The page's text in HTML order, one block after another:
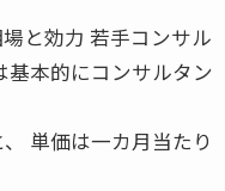
と効力 若手コンサル
本的にコンサルタン
単価は一カ月当たり